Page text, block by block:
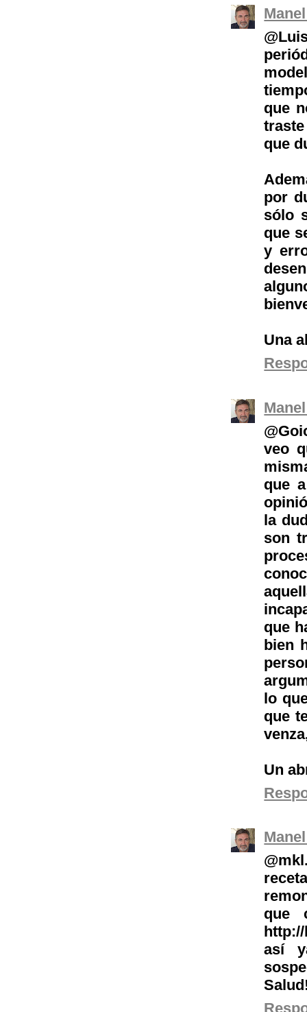
que
que
por
sólo
que
y
Una
veo
que
la
son
que
bien
lo
que
Un
@mkl
que
así